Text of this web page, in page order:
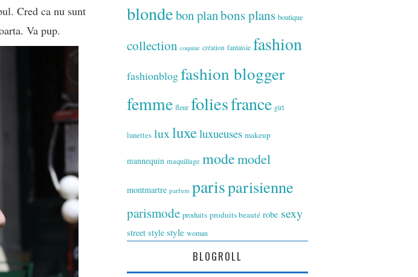
Cred ca nu sunt
Va pup.
blondebon planbons plans boutique
collection coquine création fantaisie fashion
fashionblogfashion blogger
femme fleur foliesfrance girl
lunettes luxluxeluxueuses makeup
mannequin maquillage modemodel
montmartre parfum parisparisienne
parismode produits produits beauté robe sexy
street style style woman
BLOGROLL